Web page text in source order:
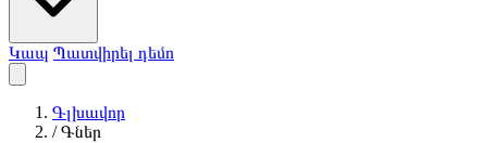
Կապ Պատվիրել դեմո
Գլխավոր
/ Գներ